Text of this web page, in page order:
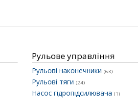
Рульове управління
Рульові наконечники (63)
Рульові тяги (24)
Насос гідропідсилювача (1)